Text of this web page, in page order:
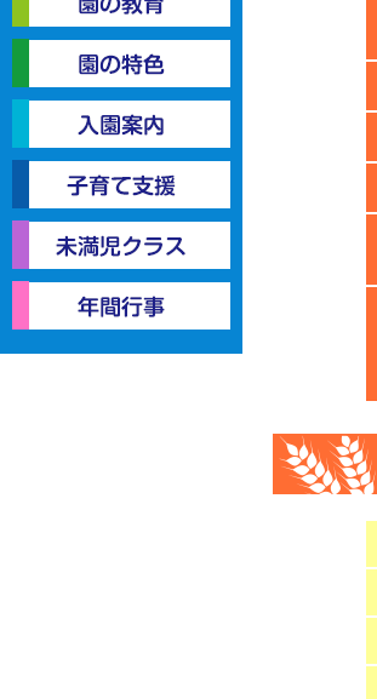
園の教育
園の特色
入園案内
子育て支援
未満児クラス